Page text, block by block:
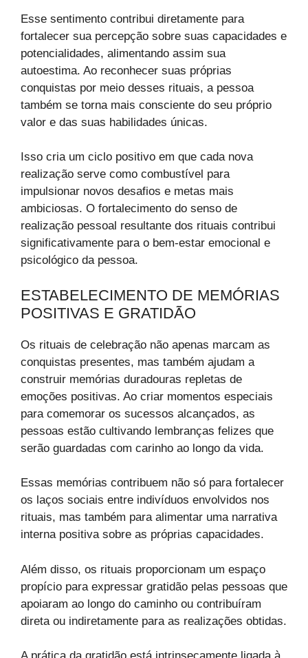
Esse sentimento contribui diretamente para
fortalecer sua percepção sobre suas capacidades e
potencialidades, alimentando assim sua
autoestima. Ao reconhecer suas próprias
conquistas por meio desses rituais, a pessoa
também se torna mais consciente do seu próprio
valor e das suas habilidades únicas.
Isso cria um ciclo positivo em que cada nova
realização serve como combustível para
impulsionar novos desafios e metas mais
ambiciosas. O fortalecimento do senso de
realização pessoal resultante dos rituais contribui
significativamente para o bem-estar emocional e
psicológico da pessoa.
ESTABELECIMENTO DE MEMÓRIAS
POSITIVAS E GRATIDÃO
Os rituais de celebração não apenas marcam as
conquistas presentes, mas também ajudam a
construir memórias duradouras repletas de
emoções positivas. Ao criar momentos especiais
para comemorar os sucessos alcançados, as
pessoas estão cultivando lembranças felizes que
serão guardadas com carinho ao longo da vida.
Essas memórias contribuem não só para fortalecer
os laços sociais entre indivíduos envolvidos nos
rituais, mas também para alimentar uma narrativa
interna positiva sobre as próprias capacidades.
Além disso, os rituais proporcionam um espaço
propício para expressar gratidão pelas pessoas que
apoiaram ao longo do caminho ou contribuíram
direta ou indiretamente para as realizações obtidas.